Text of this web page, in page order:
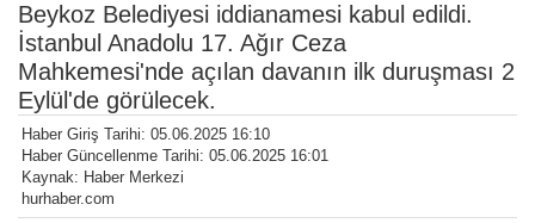
Beykoz Belediyesi iddianamesi kabul edildi.
İstanbul Anadolu 17. Ağır Ceza
Mahkemesi'nde açılan davanın ilk duruşması 2
Eylül'de görülecek.
Haber Giriş Tarihi: 05.06.2025 16:10
Haber Güncellenme Tarihi: 05.06.2025 16:01
Kaynak: Haber Merkezi
hurhaber.com